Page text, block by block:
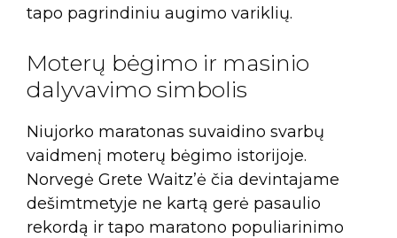
tapo pagrindiniu augimo variklių.
Moterų bėgimo ir masinio
dalyvavimo simbolis
Niujorko maratonas suvaidino svarbų
vaidmenį moterų bėgimo istorijoje.
Norvegė Grete Waitz’ė čia devintajame
dešimtmetyje ne kartą gerė pasaulio
rekordą ir tapo maratono populiarinimo